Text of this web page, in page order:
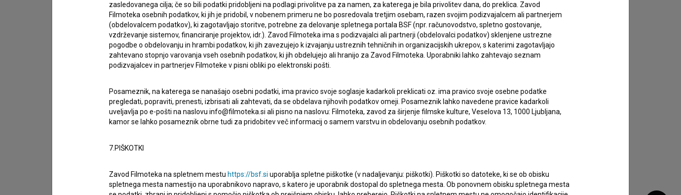
podatkov.
zasledovanega cilja; če so bili podatki pridobljeni na podlagi privolitve pa za namen, za katerega je bila privolitev dana, do preklica. Zavod
Filmoteka osebnih podatkov, ki jih je pridobil, v nobenem primeru ne bo posredovala tretjim osebam, razen svojim podizvajalcem ali partnerjem
(obdelovalcem podatkov), ki zagotavljajo storitve, potrebne za delovanje spletnega portala BSF (npr. računovodstvo, spletno gostovanje,
vzdrževanje sistemov, financiranje projektov, idr.). Zavod Filmoteka ima s podizvajalci ali partnerji (obdelovalci podatkov) sklenjene ustrezne
pogodbe o obdelovanju in hrambi podatkov, ki jih zavezujejo k izvajanju ustreznih tehničnih in organizacijskih ukrepov, s katerimi zagotavljajo
zahtevano stopnjo varovanja vseh osebnih podatkov, ki jih obdelujejo ali hranijo za Zavod Filmoteka. Uporabniki lahko zahtevajo seznam
podizvajalcev in partnerjev Filmoteke v pisni obliki po elektronski pošti.
Posameznik, na katerega se nanašajo osebni podatki, ima pravico svoje soglasje kadarkoli preklicati oz. ima pravico svoje osebne podatke
pregledati, popraviti, prenesti, izbrisati ali zahtevati, da se obdelava njihovih podatkov omeji. Posameznik lahko navedene pravice kadarkoli
uveljavlja po e-pošti na naslovu info@filmoteka.si ali pisno na naslovu: Filmoteka, zavod za širjenje filmske kulture, Veselova 13, 1000 Ljubljana,
kamor se lahko posameznik obrne tudi za pridobitev več informacij o samem varstvu in obdelovanju osebnih podatkov.
7.PIŠKOTKI
Zavod Filmoteka na spletnem mestu https://bsf.si uporablja spletne piškotke (v nadaljevanju: piškotki). Piškotki so datoteke, ki se ob obisku
spletnega mesta namestijo na uporabnikovo napravo, s katero je uporabnik dostopal do spletnega mesta. Ob ponovnem obisku spletnega mesta